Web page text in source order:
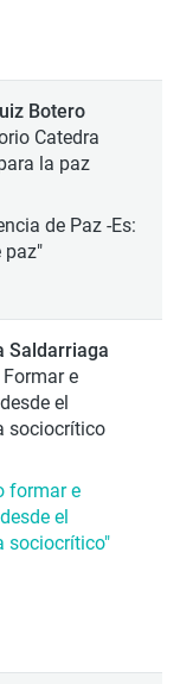
Botero
Catedra
la paz
de Paz -Es:
paz"
Saldarriaga
e
el
sociocrítico
formar e
el
sociocrítico"